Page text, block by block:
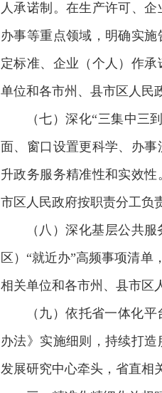
人承诺制。在生产许可、
办事等重点领域，明确实
定标准、企业（个人）作
单位和各市州、县市区人民
（七）深化“三集中三
面、窗口设置更科学、办
升政务服务精准性和实效
市区人民政府按职责分工负
（八）深化基层公共
区）“就近办”高频事项清单
相关单位和各市州、县市区
（九）依托省一体化
办法》实施细则，持续打
发展研究中心牵头，省直相